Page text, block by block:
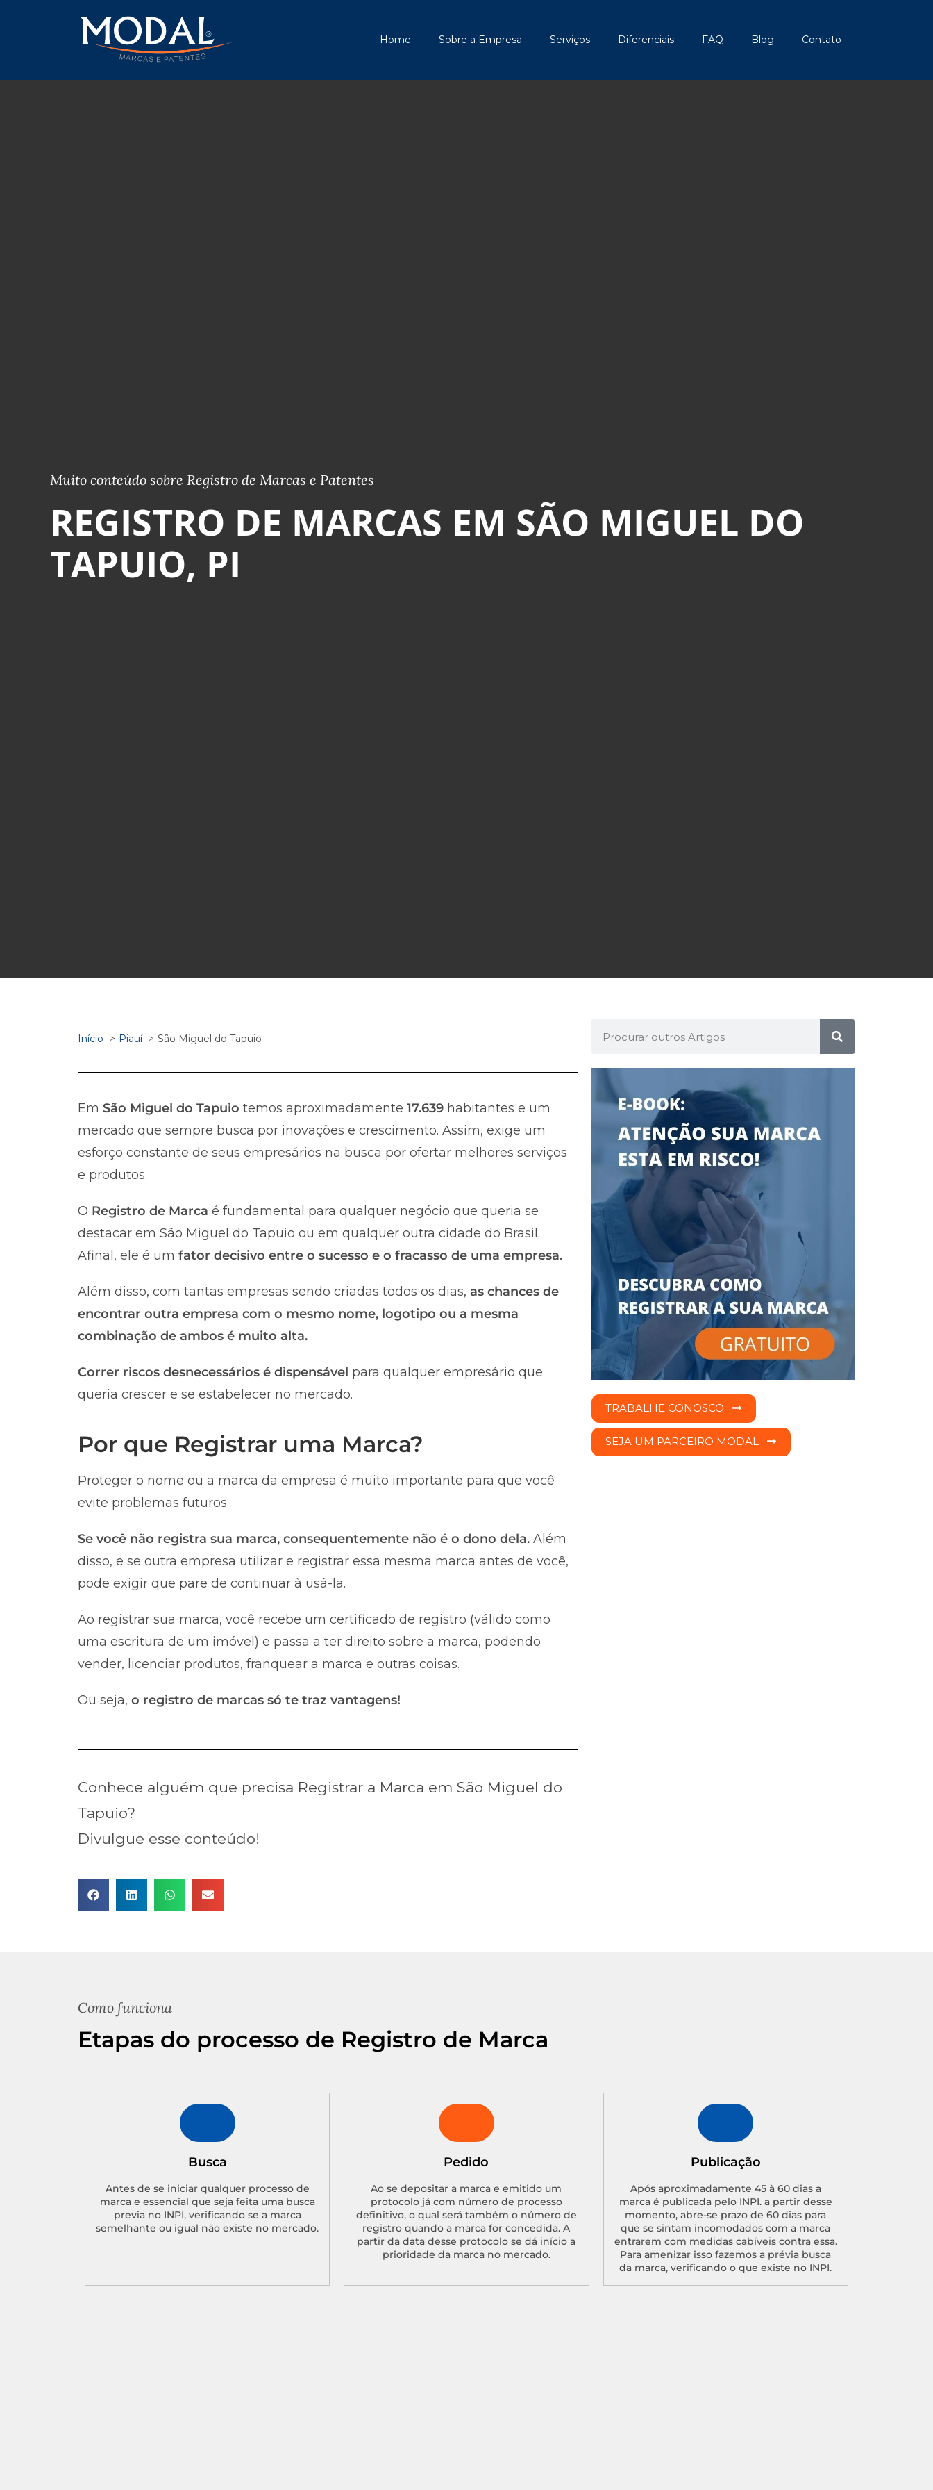
Home Sobre a Empresa Serviços Diferenciais FAQ Blog Contato
Muito conteúdo sobre Registro de Marcas e Patentes
REGISTRO DE MARCAS EM SÃO MIGUEL DO
TAPUIO, PI
Início Piauí São Miguel do Tapuio
Em São Miguel do Tapuio temos aproximadamente 17.639 habitantes e um
mercado que sempre busca por inovações e crescimento. Assim, exige um
esforço constante de seus empresários na busca por ofertar melhores serviços
e produtos.
O Registro de Marca é fundamental para qualquer negócio que queria se
destacar em São Miguel do Tapuio ou em qualquer outra cidade do Brasil.
Afinal, ele é um fator decisivo entre o sucesso e o fracasso de uma empresa.
Além disso, com tantas empresas sendo criadas todos os dias, as chances de
encontrar outra empresa com o mesmo nome, logotipo ou a mesma
combinação de ambos é muito alta.
Correr riscos desnecessários é dispensável para qualquer empresário que
queria crescer e se estabelecer no mercado.
Por que Registrar uma Marca?
Proteger o nome ou a marca da empresa é muito importante para que você
evite problemas futuros.
Se você não registra sua marca, consequentemente não é o dono dela. Além
disso, e se outra empresa utilizar e registrar essa mesma marca antes de você,
pode exigir que pare de continuar à usá-la.
Ao registrar sua marca, você recebe um certificado de registro (válido como
uma escritura de um imóvel) e passa a ter direito sobre a marca, podendo
vender, licenciar produtos, franquear a marca e outras coisas.
Ou seja, o registro de marcas só te traz vantagens!
Conhece alguém que precisa Registrar a Marca em São Miguel do
Tapuio?
Divulgue esse conteúdo!
TRABALHE CONOSCO
SEJA UM PARCEIRO MODAL
Como funciona
Etapas do processo de Registro de Marca
Busca
Antes de se iniciar qualquer processo de
marca e essencial que seja feita uma busca
previa no INPI, verificando se a marca
semelhante ou igual não existe no mercado.
Pedido
Ao se depositar a marca e emitido um
protocolo já com número de processo
definitivo, o qual será também o número de
registro quando a marca for concedida. A
partir da data desse protocolo se dá início a
prioridade da marca no mercado.
Publicação
Após aproximadamente 45 à 60 dias a
marca é publicada pelo INPI. a partir desse
momento, abre-se prazo de 60 dias para
que se sintam incomodados com a marca
entrarem com medidas cabíveis contra essa.
Para amenizar isso fazemos a prévia busca
da marca, verificando o que existe no INPI.